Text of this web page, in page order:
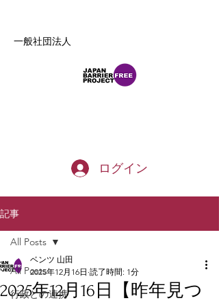
一般社団法人
ログイン
記事
All Posts
行政との連携
All Posts
2025年12月16日【昨年見つ
ベンツ 山田
2025年12月16日 読了時間: 1分